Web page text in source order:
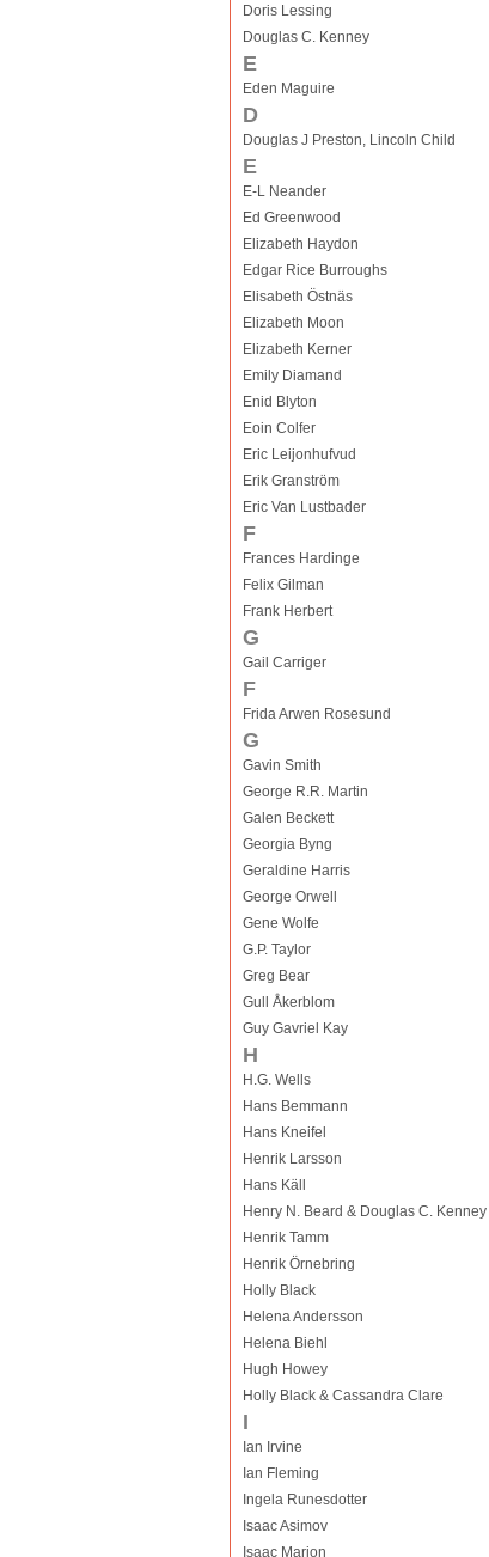
Doris Lessing
Douglas C. Kenney
E
Eden Maguire
D
Douglas J Preston, Lincoln Child
E
E-L Neander
Ed Greenwood
Elizabeth Haydon
Edgar Rice Burroughs
Elisabeth Östnäs
Elizabeth Moon
Elizabeth Kerner
Emily Diamand
Enid Blyton
Eoin Colfer
Eric Leijonhufvud
Erik Granström
Eric Van Lustbader
F
Frances Hardinge
Felix Gilman
Frank Herbert
G
Gail Carriger
F
Frida Arwen Rosesund
G
Gavin Smith
George R.R. Martin
Galen Beckett
Georgia Byng
Geraldine Harris
George Orwell
Gene Wolfe
G.P. Taylor
Greg Bear
Gull Åkerblom
Guy Gavriel Kay
H
H.G. Wells
Hans Bemmann
Hans Kneifel
Henrik Larsson
Hans Käll
Henry N. Beard & Douglas C. Kenney
Henrik Tamm
Henrik Örnebring
Holly Black
Helena Andersson
Helena Biehl
Hugh Howey
Holly Black & Cassandra Clare
I
Ian Irvine
Ian Fleming
Ingela Runesdotter
Isaac Asimov
Isaac Marion